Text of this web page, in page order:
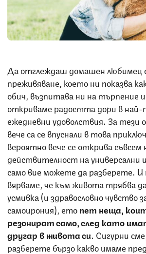
Да отглеждаш домашен любимец
преживяване, което ни показва
обич, възпитава ни на търпение
откриваме радостта дори в
ежедневни удоволствия. За тези
вече са се впуснали в това
вероятно вече се открива съвсем
действителност на универсални
само вие можете да разберете.
вярваме, че към живота трябва
усмивка (и здравословно чувство
самоирония), етопет неща,
резонират само, след като
другар в живота си. Сигурни
разберете бързо какво имаме